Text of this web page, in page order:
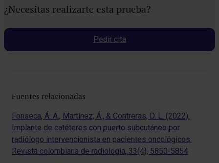
¿Necesitas realizarte esta prueba?
Pedir cita
Fuentes relacionadas
Fonseca, Á. A., Martínez, Á., & Contreras, D. L. (2022).
Implante de catéteres con puerto subcutáneo por
radiólogo intervencionista en pacientes oncológicos.
Revista colombiana de radiología, 33(4), 5850-5854